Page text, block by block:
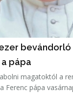
pápa
magatoktól a
Ferenc pápa